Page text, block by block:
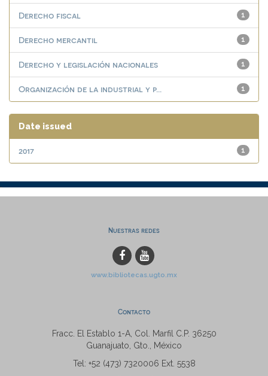
1
Derecho fiscal
1
Derecho mercantil
1
Derecho y legislación nacionales
1
Organización de la industrial y p...
Date issued
1
2017
Nuestras redes
www.bibliotecas.ugto.mx
Contacto
Fracc. El Establo 1-A, Col. Marfil C.P. 36250
Guanajuato, Gto., México
Tel: +52 (473) 7320006 Ext. 5538